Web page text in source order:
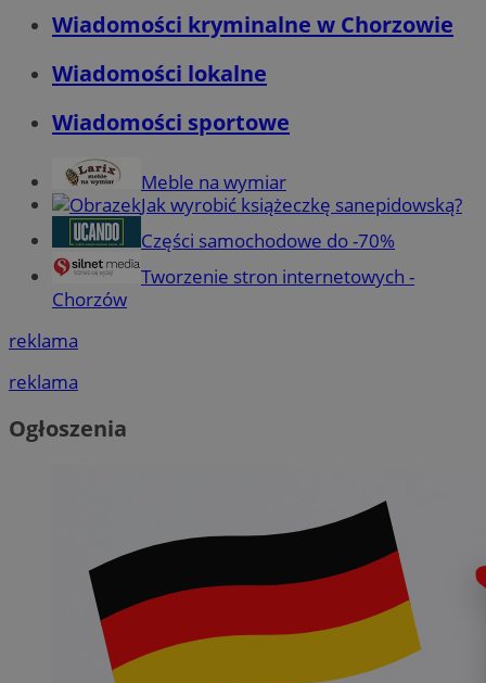
Wiadomości kryminalne w Chorzowie
Wiadomości lokalne
Wiadomości sportowe
Meble na wymiar
Jak wyrobić książeczkę sanepidowską?
Części samochodowe do -70%
Tworzenie stron internetowych -
Chorzów
reklama
reklama
Ogłoszenia